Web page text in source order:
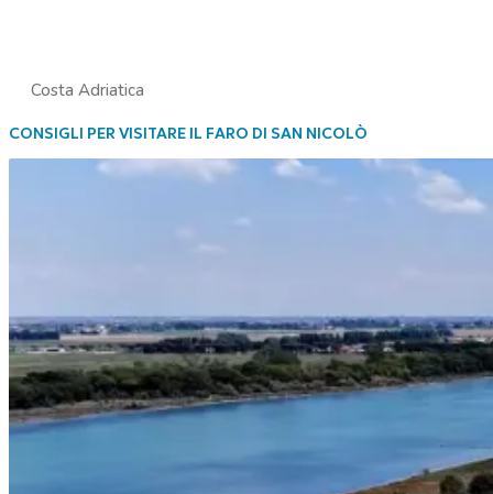
Costa Adriatica
CONSIGLI PER VISITARE IL FARO DI SAN NICOLÒ